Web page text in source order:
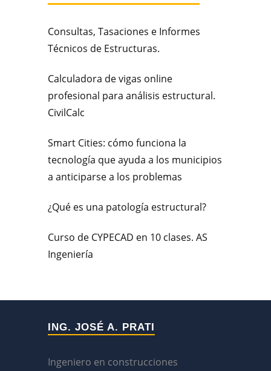
Consultas, Tasaciones e Informes
Técnicos de Estructuras.
Calculadora de vigas online
profesional para análisis estructural.
CivilCalc
Smart Cities: cómo funciona la
tecnología que ayuda a los municipios
a anticiparse a los problemas
¿Qué es una patología estructural?
Curso de CYPECAD en 10 clases. AS
Ingeniería
ING. JOSÉ A. PRATI
Ingeniero en construcciones